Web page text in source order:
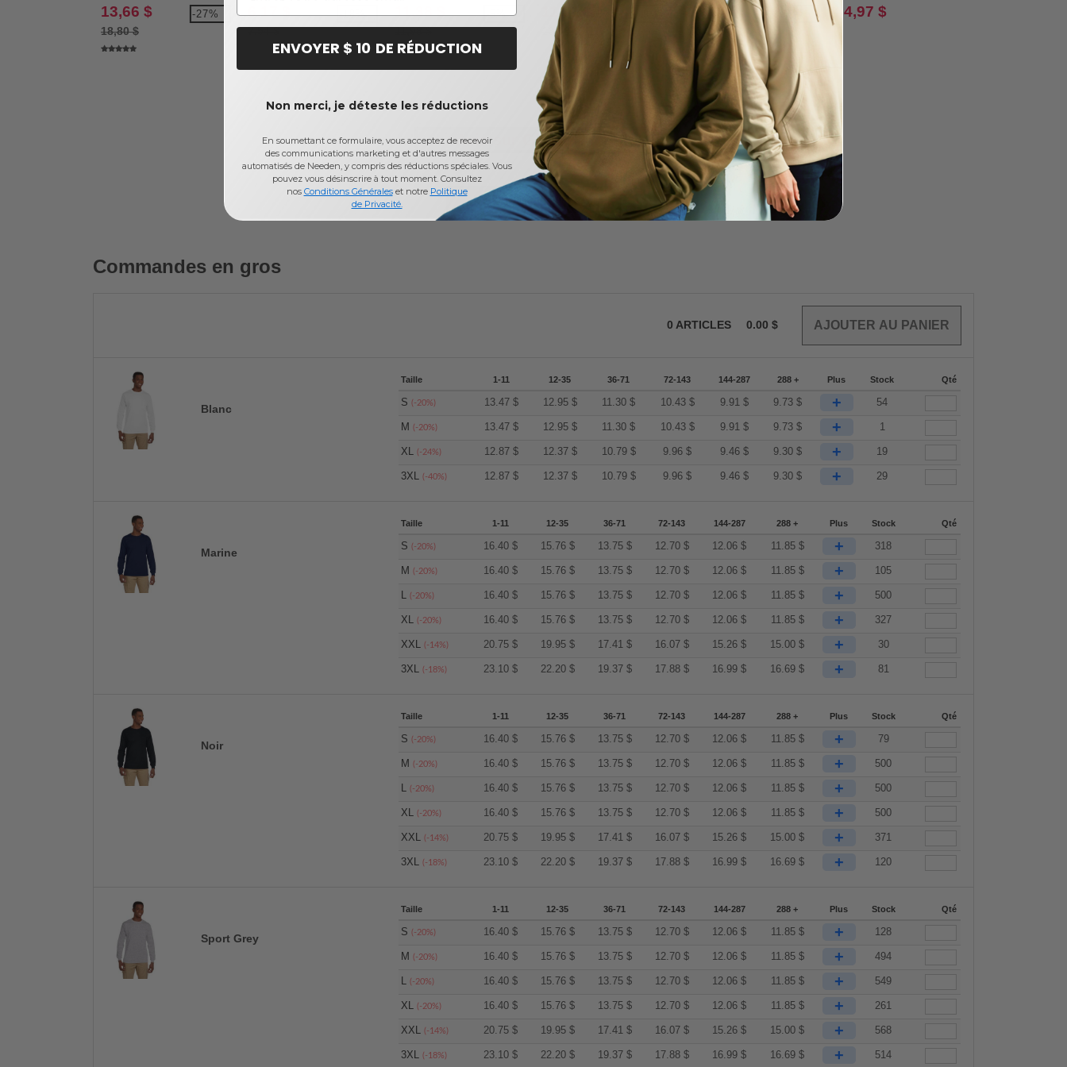
13,66 $
18,80 $
-27% 6,17 $
7,54 $
-18%
manches 3/4
11,38 $
11,98 $
-5%
pour homme
11,31 $
13,98 $
et manches longues
18,64 $
20,38 $
unisexe en poly-coton avec
glissière tout au long
34,97 $
Avis sur Gildan 2410
Ajouter un avis
Commandes en gros
0 ARTICLES 0.00 $
Blanc
Taille 1-11 12-35 36-71 72-143 144-287 288 + Plus Stock Qté
S(-20%) 13.47 $ 12.95 $ 11.30$ 10.43 $ 9.91$ 9.73$ + 54
M(-20%) 13.47 $ 12.95 $ 11.30$ 10.43 $ 9.91$ 9.73$ + 1
XL(-24%) 12.87 $ 12.37 $ 10.79 $ 9.96$ 9.46$ 9.30$ + 19
3XL(-40%) 12.87 $ 12.37 $ 10.79 $ 9.96$ 9.46$ 9.30$ + 29
Marine
Taille 1-11 12-35 36-71 72-143 144-287 288 + Plus Stock Qté
S(-20%) 16.40 $ 15.76 $ 13.75 $ 12.70 $ 12.06$ 11.85 $ + 318
M(-20%) 16.40 $ 15.76 $ 13.75 $ 12.70 $ 12.06$ 11.85 $ + 105
L(-20%) 16.40 $ 15.76 $ 13.75 $ 12.70 $ 12.06$ 11.85 $ + 500
XL(-20%) 16.40 $ 15.76 $ 13.75 $ 12.70 $ 12.06$ 11.85 $ + 327
XXL(-14%) 20.75 $ 19.95 $ 17.41 $ 16.07 $ 15.26$ 15.00$ + 30
3XL(-18%) 23.10 $ 22.20 $ 19.37 $ 17.88 $ 16.99$ 16.69$ + 81
Noir
Taille 1-11 12-35 36-71 72-143 144-287 288 + Plus Stock Qté
S(-20%) 16.40 $ 15.76 $ 13.75 $ 12.70 $ 12.06$ 11.85 $ + 79
M(-20%) 16.40 $ 15.76 $ 13.75 $ 12.70 $ 12.06$ 11.85 $ + 500
L(-20%) 16.40 $ 15.76 $ 13.75 $ 12.70 $ 12.06$ 11.85 $ + 500
XL(-20%) 16.40 $ 15.76 $ 13.75 $ 12.70 $ 12.06$ 11.85 $ + 500
XXL(-14%) 20.75 $ 19.95 $ 17.41 $ 16.07 $ 15.26$ 15.00$ + 371
3XL(-18%) 23.10 $ 22.20 $ 19.37 $ 17.88 $ 16.99$ 16.69$ + 120
Sport Grey
Taille 1-11 12-35 36-71 72-143 144-287 288 + Plus Stock Qté
S(-20%) 16.40 $ 15.76 $ 13.75 $ 12.70 $ 12.06$ 11.85 $ + 128
M(-20%) 16.40 $ 15.76 $ 13.75 $ 12.70 $ 12.06$ 11.85 $ + 494
L(-20%) 16.40 $ 15.76 $ 13.75 $ 12.70 $ 12.06$ 11.85 $ + 549
XL(-20%) 16.40 $ 15.76 $ 13.75 $ 12.70 $ 12.06$ 11.85 $ + 261
XXL(-14%) 20.75 $ 19.95 $ 17.41 $ 16.07 $ 15.26$ 15.00$ + 568
3XL(-18%) 23.10 $ 22.20 $ 19.37 $ 17.88 $ 16.99$ 16.69$ + 514
ENVOYER $ 10 DE RÉDUCTION
Non merci, je déteste les réductions
En soumettant ce formulaire, vous acceptez de recevoir
des communications marketing et d'autres messages
automatisés de Needen, y compris des réductions spéciales. Vous
pouvez vous désinscrire à tout moment. Consultez
nos Conditions Généraleset notre Politique
de Privacité.